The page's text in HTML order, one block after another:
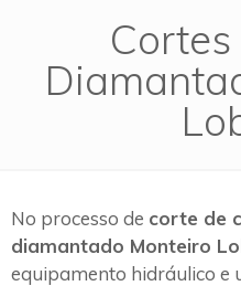
No processo de corte de
diamantado Monteiro
equipamento hidráulico e